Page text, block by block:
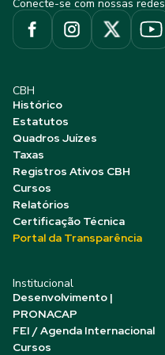
Conecte-se com nossas redes
CBH
Histórico
Estatutos
Quadros Juízes
Taxas
Registros Ativos CBH
Cursos
Relatórios
Certificação Técnica
Portal da Transparência
Institucional
Desenvolvimento |
PRONACAP
FEI / Agenda Internacional
Cursos